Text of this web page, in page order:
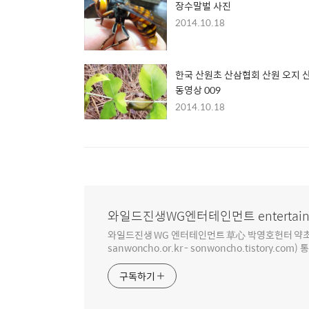
장수말벌 사진
2014.10.18
한국 산원초 산삼협회 산원 오지
동영상 009
2014.10.18
와일드진생WG엔터테인먼트
와일드진생 WG 엔터테인먼트 草心 박영호헌터
sanwoncho.or.kr - sonwoncho.tistory.com)
구독하기